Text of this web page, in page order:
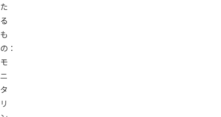
た
る
も
の：
モ
ニ
タ
リ